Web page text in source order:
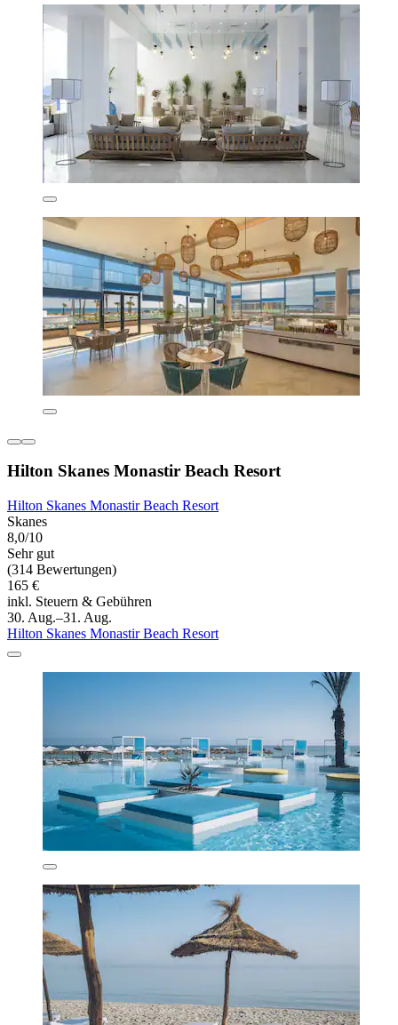
Hilton Skanes Monastir Beach Resort
Hilton Skanes Monastir Beach Resort
Skanes
8,0/10
Sehr gut
(314 Bewertungen)
165 €
inkl. Steuern & Gebühren
30. Aug.–31. Aug.
Hilton Skanes Monastir Beach Resort